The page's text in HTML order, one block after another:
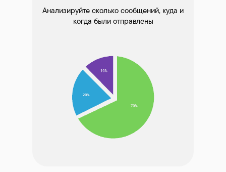
Анализируйте сколько сообщений, куда и
когда были отправлены